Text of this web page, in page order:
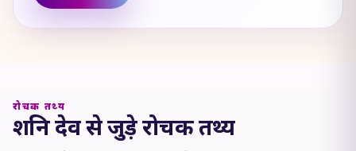
रोचक तथ्य
शनि देव से जुड़े रोचक तथ्य